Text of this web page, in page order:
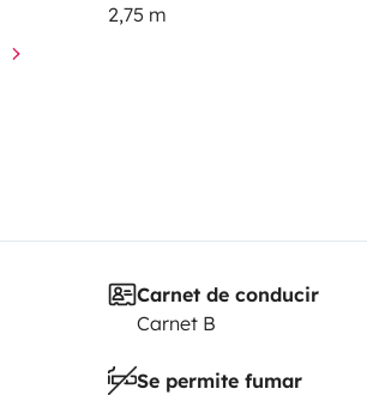
2,75 m
Carnet de conducir
Carnet B
Se permite fumar